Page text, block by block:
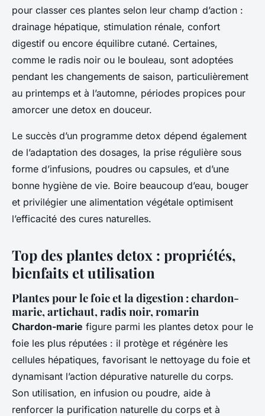
pour classer ces plantes selon leur champ d’action :
drainage hépatique, stimulation rénale, confort
digestif ou encore équilibre cutané. Certaines,
comme le radis noir ou le bouleau, sont adoptées
pendant les changements de saison, particulièrement
au printemps et à l’automne, périodes propices pour
amorcer une detox en douceur.
Le succès d’un programme detox dépend également
de l’adaptation des dosages, la prise régulière sous
forme d’infusions, poudres ou capsules, et d’une
bonne hygiène de vie. Boire beaucoup d’eau, bouger
et privilégier une alimentation végétale optimisent
l’efficacité des cures naturelles.
Top des plantes detox : propriétés,
bienfaits et utilisation
Plantes pour le foie et la digestion : chardon-
marie, artichaut, radis noir, romarin
Chardon-marie figure parmi les plantes detox pour le
foie les plus réputées : il protège et régénère les
cellules hépatiques, favorisant le nettoyage du foie et
dynamisant l’action dépurative naturelle du corps.
Son utilisation, en infusion ou poudre, aide à
renforcer la purification naturelle du corps et à